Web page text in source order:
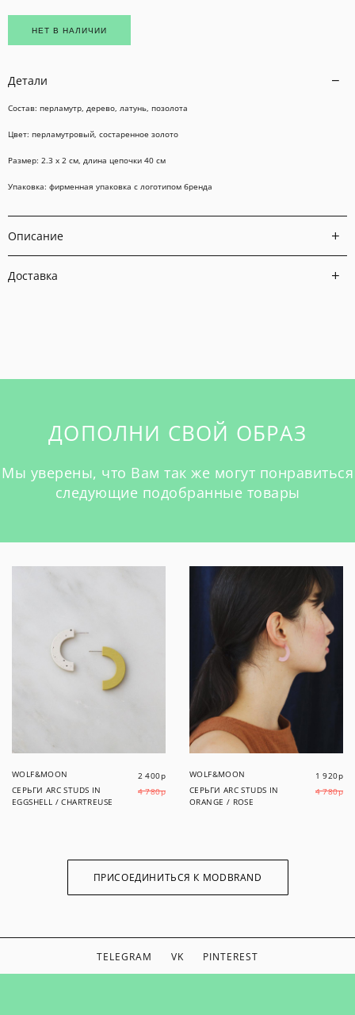
НЕТ В НАЛИЧИИ
Детали
Состав: перламутр, дерево, латунь, позолота
Цвет: перламутровый, состаренное золото
Размер: 2.3 х 2 см, длина цепочки 40 см
Упаковка: фирменная упаковка с логотипом бренда
Описание
Доставка
ДОПОЛНИ СВОЙ ОБРАЗ
Мы уверены, что Вам так же могут понравиться
следующие подобранные товары
WOLF&MOON 2 400р
СЕРЬГИ ARC STUDS IN
EGGSHELL / CHARTREUSE
4 780р
WOLF&MOON 1 920р
СЕРЬГИ ARC STUDS IN
ORANGE / ROSE
4 780р
ПРИСОЕДИНИТЬСЯ К MODBRAND
TELEGRAM VK PINTEREST